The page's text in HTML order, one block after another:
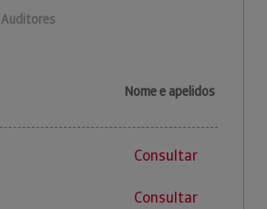
Auditores
Nome e apelidos
Consultar
Consultar